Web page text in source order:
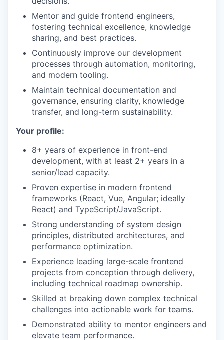
Mentor and guide frontend engineers,
fostering technical excellence, knowledge
sharing, and best practices.
Continuously improve our development
processes through automation, monitoring,
and modern tooling.
Maintain technical documentation and
governance, ensuring clarity, knowledge
transfer, and long-term sustainability.
Your profile:
8+ years of experience in front-end
development, with at least 2+ years in a
senior/lead capacity.
Proven expertise in modern frontend
frameworks (React, Vue, Angular; ideally
React) and TypeScript/JavaScript.
Strong understanding of system design
principles, distributed architectures, and
performance optimization.
Experience leading large-scale frontend
projects from conception through delivery,
including technical roadmap ownership.
Skilled at breaking down complex technical
challenges into actionable work for teams.
Demonstrated ability to mentor engineers and
elevate team performance.